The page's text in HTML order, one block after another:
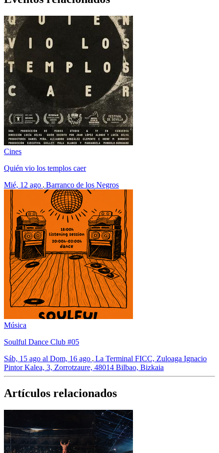
Cines
Quién vio los templos caer
Mié, 12 ago Barranco de los Negros
Música
Soulful Dance Club #05
Sáb, 15 ago al Dom, 16 ago La Terminal FICC, Zuloaga Ignacio
Pintor Kalea, 3, Zorrotzaure, 48014 Bilbao, Bizkaia
Artículos relacionados